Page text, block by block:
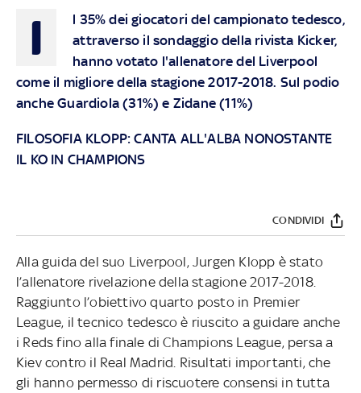
I
l 35% dei giocatori del campionato tedesco,
attraverso il sondaggio della rivista Kicker,
hanno votato l'allenatore del Liverpool
come il migliore della stagione 2017-2018. Sul podio
anche Guardiola (31%) e Zidane (11%)
FILOSOFIA KLOPP: CANTA ALL'ALBA NONOSTANTE
IL KO IN CHAMPIONS
CONDIVIDI
Alla guida del suo Liverpool, Jurgen Klopp è stato
l’allenatore rivelazione della stagione 2017-2018.
Raggiunto l’obiettivo quarto posto in Premier
League, il tecnico tedesco è riuscito a guidare anche
i Reds fino alla finale di Champions League, persa a
Kiev contro il Real Madrid. Risultati importanti, che
gli hanno permesso di riscuotere consensi in tutta